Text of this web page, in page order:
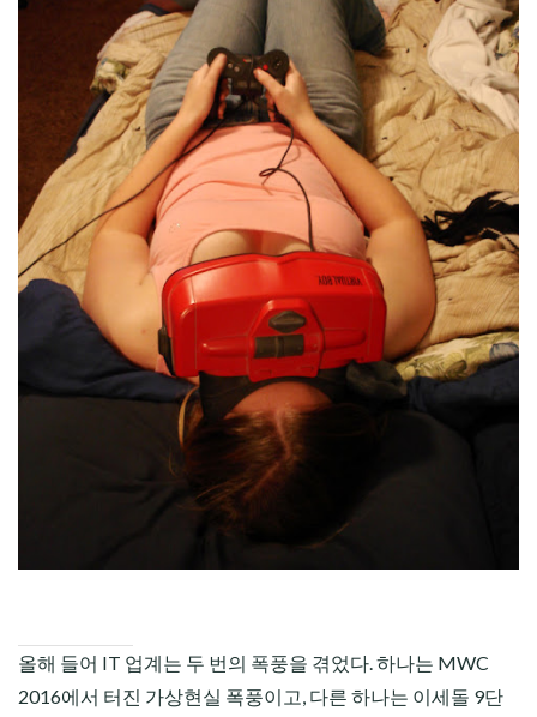
올해 들어 IT 업계는 두 번의 폭풍을 겪었다. 하나는 MWC
2016에서 터진 가상현실 폭풍이고, 다른 하나는 이세돌 9단
MENU
CHILD
MENU